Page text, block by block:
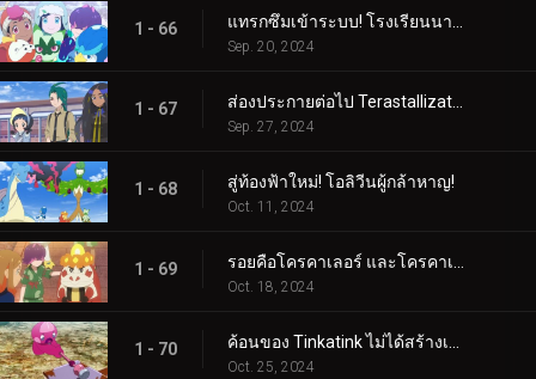
1 - 66
Sep. 20, 2024
1 - 67
Sep. 27, 2024
1 - 68 สู่ท้องฟ้าใหม่! โอลิวีนผู้กล้าหาญ!
Oct. 11, 2024
1 - 69
Oct. 18, 2024
1 - 70
Oct. 25, 2024